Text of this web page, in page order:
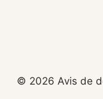
© 2026 Avis de